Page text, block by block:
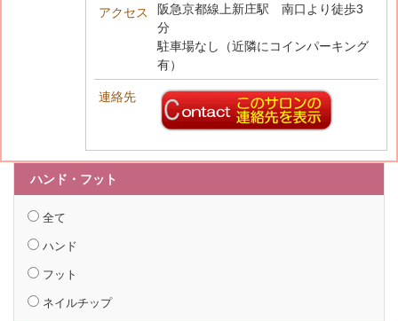
アクセス
阪急京都線上新庄駅 南口より徒歩3
分
駐車場なし（近隣にコインパーキング
有）
連絡先
ハンド・フット
全て
ハンド
フット
ネイルチップ